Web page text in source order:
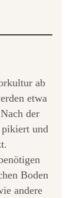
ab
etwa
der
pikiert und
Boden
andere